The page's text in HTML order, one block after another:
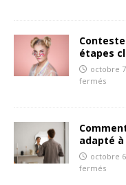
étapes
octobre
fermés
adapté
octobre
fermés